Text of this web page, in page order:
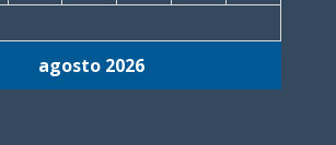
agosto 2026